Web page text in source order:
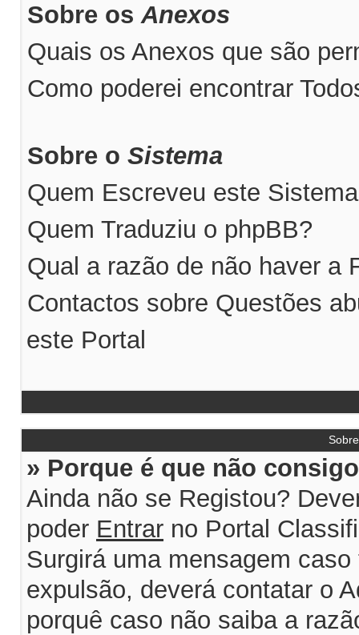
Sobre osAnexos
Quais os Anexos que são
Como poderei encontrar
Sobre o Sistema
Quem Escreveu este
Quem Traduziu o phpBB?
Qual a razão de não haver a
Contactos sobre Questões
este Portal
» Porque é que não
Ainda não se Registou?
poder Entrar no Portal
Surgirá uma mensagem
expulsão, deverá contatar o
porquê caso não saiba a